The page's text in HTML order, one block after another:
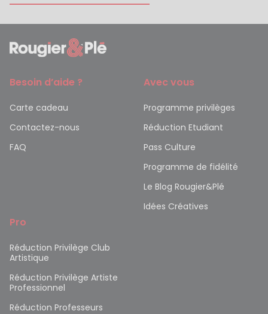
Besoin d’aide ?
Carte cadeau
Contactez-nous
FAQ
Avec vous
Programme privilèges
Réduction Etudiant
Pass Culture
Programme de fidélité
Le Blog Rougier&Plé
Idées Créatives
Pro
Réduction Privilège Club
Artistique
Réduction Privilège Artiste
Professionnel
Réduction Professeurs